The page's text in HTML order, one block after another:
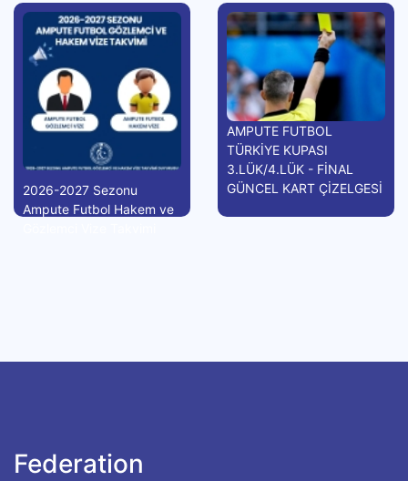
2026-2027 Sezonu
Ampute Futbol Hakem ve
AMPUTE FUTBOL
TÜRKİYE KUPASI
3.LÜK/4.LÜK - FİNAL
GÜNCEL KART ÇİZELGESİ
Federation